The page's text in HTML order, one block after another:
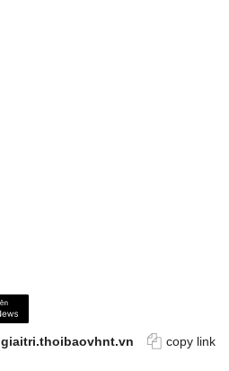
giaitri.thoibaovhnt.vn copy link